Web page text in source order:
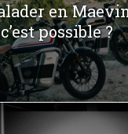
en
c’est possible ?